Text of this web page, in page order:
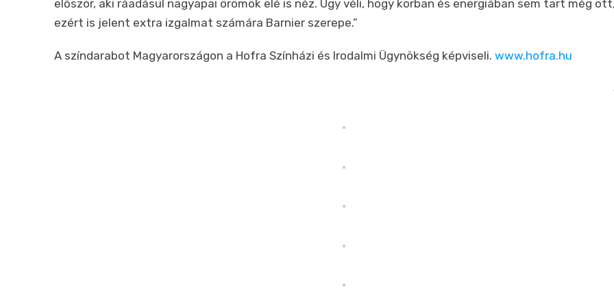
először, aki ráadásul nagyapai örömök elé is néz. Úgy véli, hogy korban és energiában sem tart még ott,
ezért is jelent extra izgalmat számára Barnier szerepe.”
A színdarabot Magyarországon a Hofra Színházi és Irodalmi Ügynökség képviseli. www.hofra.hu